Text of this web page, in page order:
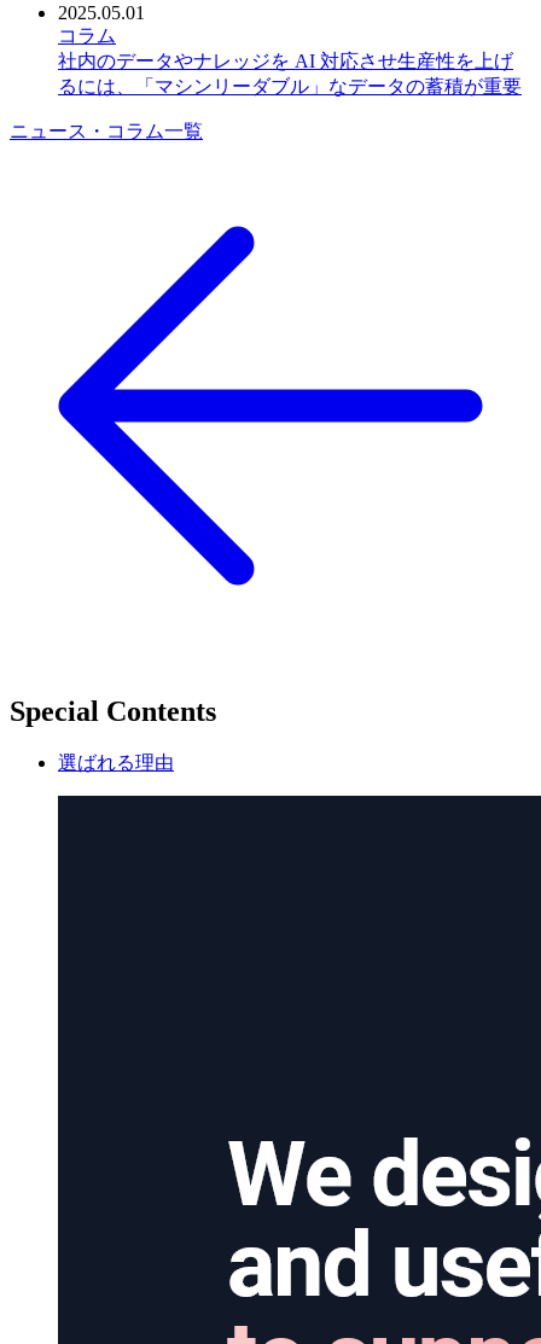
2025.05.01
コラム
社内のデータやナレッジを AI 対応させ生産性を上げ
るには、「マシンリーダブル」なデータの蓄積が重要
ニュース・コラム一覧
Special Contents
選ばれる理由